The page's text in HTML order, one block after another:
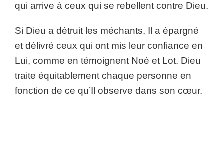
qui arrive à ceux qui se rebellent contre Dieu.
Si Dieu a détruit les méchants, Il a épargné
et délivré ceux qui ont mis leur confiance en
Lui, comme en témoignent Noé et Lot. Dieu
traite équitablement chaque personne en
fonction de ce qu’Il observe dans son cœur.